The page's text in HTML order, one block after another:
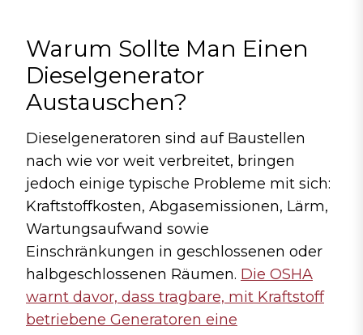
Warum Sollte Man Einen
Dieselgenerator
Austauschen?
Dieselgeneratoren sind auf Baustellen
nach wie vor weit verbreitet, bringen
jedoch einige typische Probleme mit sich:
Kraftstoffkosten, Abgasemissionen, Lärm,
Wartungsaufwand sowie
Einschränkungen in geschlossenen oder
halbgeschlossenen Räumen. Die OSHA
warnt davor, dass tragbare, mit Kraftstoff
betriebene Generatoren eine